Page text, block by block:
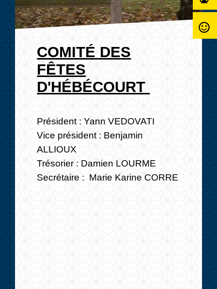
COMITÉ DES
FÊTES
D'HÉBÉCOURT
Président : Yann VEDOVATI
Vice président : Benjamin
ALLIOUX
Trésorier : Damien LOURME
Secrétaire : Marie Karine CORRE
sentiment_satisfied_alt